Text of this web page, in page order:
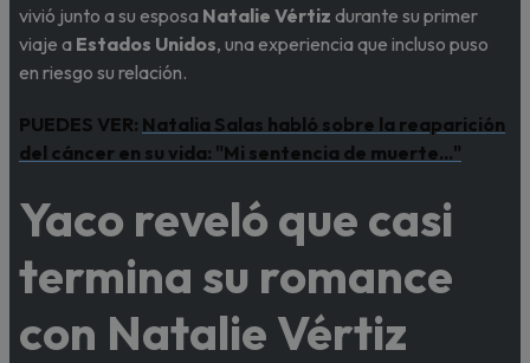
vivió junto a su esposa Natalie Vértiz durante su primer
viaje a Estados Unidos, una experiencia que incluso puso
en riesgo su relación.
PUEDES VER: Natalia Salas habló sobre la reaparición
del cáncer en su vida: "Mi sentencia de muerte..."
Yaco reveló que casi
termina su romance
con Natalie Vértiz